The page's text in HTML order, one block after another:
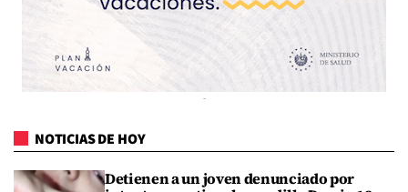
NOTICIAS DE HOY
Detienen a un joven denunciado por